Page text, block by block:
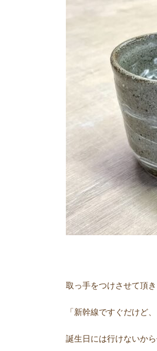
取っ手をつけさせて頂
「新幹線ですぐだけど、
誕生日には行けないか